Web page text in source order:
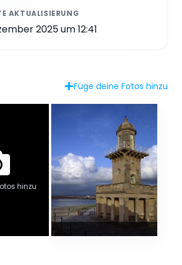
AKTUALISIERUNG
2025 um 12:41
Füge deine Fotos hinzu
hinzu